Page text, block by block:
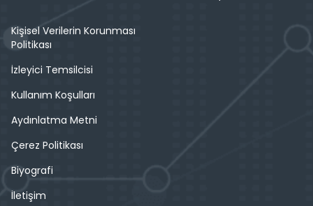
Kişisel Verilerin Korunması
Politikası
İzleyici Temsilcisi
Kullanım Koşulları
Aydınlatma Metni
Çerez Politikası
Biyografi
İletişim